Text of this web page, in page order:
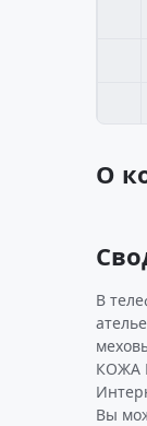
О
В
КОЖА
Вы